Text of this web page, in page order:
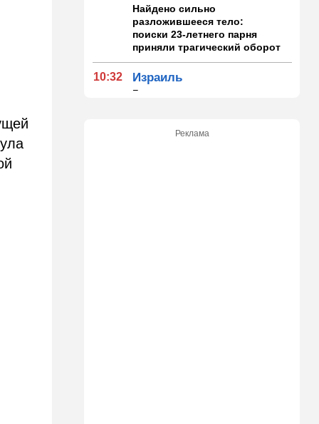
Найдено сильно
разложившееся тело:
поиски 23-летнего парня
приняли трагический оборот
10:32 Израиль
Где самые дешевые
ОбществоРеклама